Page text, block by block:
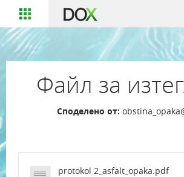
Файл за
Споделено от:
protokol 2_asfalt_opaka.pdf